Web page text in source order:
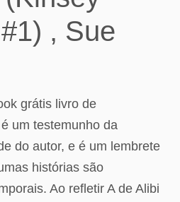
, Sue
grátis livro de
um testemunho da
do autor, e é um lembrete
histórias são
Ao refletir A de Alibi